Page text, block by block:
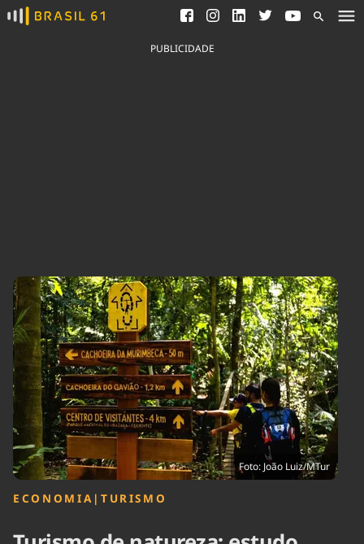
Ver todas as notícias
Saneamento
Indicadores
Agronegócios
Brasil
Brasil Mineral
Ciência &
Tecnologia
Cinema
Comportamento
Cultura
Economia
Educação
Infraestrutura
Internacional
Meio Ambiente
Podcast
Política
Saúde
Tempo
PUBLICIDADE
Foto: João Luiz/MTur
ECONOMIA | TURISMO